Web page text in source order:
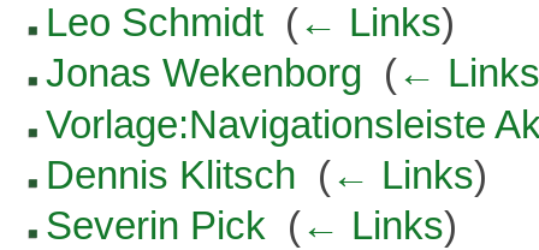
Leo Schmidt (← Links)
Jonas Wekenborg (←
Vorlage:Navigationsleiste
Dennis Klitsch (← Links)
Severin Pick (← Links)